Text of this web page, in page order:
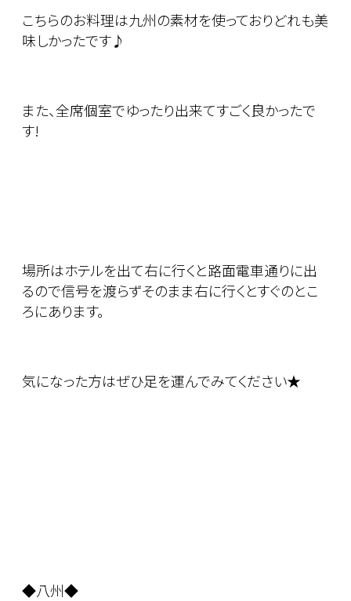
こちらのお料理は九州の素材を使っておりどれも美
味しかったです♪
また、全席個室でゆったり出来てすごく良かったで
す!
場所はホテルを出て右に行くと路面電車通りに出
るので信号を渡らずそのまま右に行くとすぐのとこ
ろにあります。
気になった方はぜひ足を運んでみてください★
◆八州◆